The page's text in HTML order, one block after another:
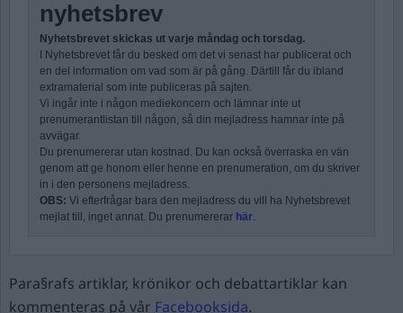
nyhetsbrev
Nyhetsbrevet skickas ut varje måndag och torsdag.
I Nyhetsbrevet får du besked om det vi senast har publicerat och
en del information om vad som är på gång. Därtill får du ibland
extramaterial som inte publiceras på sajten.
Vi ingår inte i någon mediekoncern och lämnar inte ut
prenumerantlistan till någon, så din mejladress hamnar inte på
avvägar.
Du prenumererar utan kostnad. Du kan också överraska en vän
genom att ge honom eller henne en prenumeration, om du skriver
in i den personens mejladress.
OBS: Vi efterfrågar bara den mejladress du vill ha Nyhetsbrevet
mejlat till, inget annat. Du prenumererar här.
Para§rafs artiklar, krönikor och debattartiklar kan
kommenteras på vår Facebooksida.